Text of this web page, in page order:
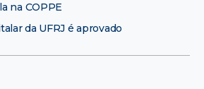
na COPPE
da UFRJ é aprovado